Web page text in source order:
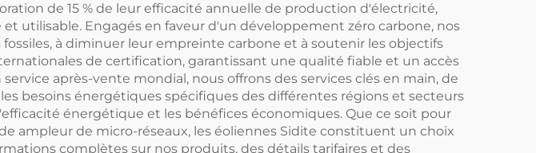
de 15 % de leur efficacité annuelle de production d'électricité,
utilisable. Engagés en faveur d'un développement zéro carbone, nos
à diminuer leur empreinte carbone et à soutenir les objectifs
de certification, garantissant une qualité fiable et un accès
après-vente mondial, nous offrons des services clés en main, de
besoins énergétiques spécifiques des différentes régions et secteurs
énergétique et les bénéfices économiques. Que ce soit pour
ampleur de micro-réseaux, les éoliennes Sidite constituent un choix
complètes sur nos produits, des détails tarifaires et des